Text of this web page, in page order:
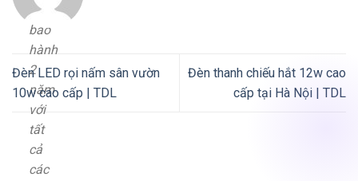
phẩm
bảo
hành
2
năm
với
tất
cả
các
Đèn LED rọi nấm sân vườn
10w cao cấp | TDL
Đèn thanh chiếu hắt 12w cao
cấp tại Hà Nội | TDL